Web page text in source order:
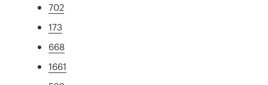
702
173
668
1661